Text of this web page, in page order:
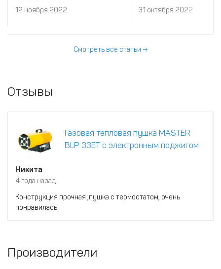
критично, если постройка не
утеплена. К счастью, проблема
12 ноября 2022
находиться в таком
просто не хочется.
31 октября 2022
Смотреть все статьи →
Отзывы
Газовая тепловая пушка MASTER
BLP 33ET с электронным поджигом
Никита
4 года назад
Конструкция прочная ,пушка с термостатом, очень
понравилась
Производители